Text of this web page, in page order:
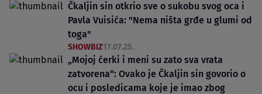
Čkaljin sin otkrio sve o sukobu svog oca i
Pavla Vuisića: "Nema ništa grđe u glumi od
toga"
SHOWBIZ17.07.25.
„Mojoj ćerki i meni su zato sva vrata
zatvorena“: Ovako je Čkaljin sin govorio o
ocu i posledicama koje je imao zbog